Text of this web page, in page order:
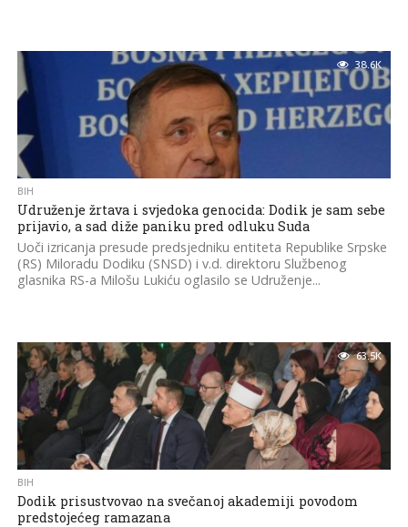
38.6K
BIH
Udruženje žrtava i svjedoka genocida: Dodik je sam sebe
prijavio, a sad diže paniku pred odluku Suda
Uoči izricanja presude predsjedniku entiteta Republike Srpske
(RS) Miloradu Dodiku (SNSD) i v.d. direktoru Službenog
glasnika RS-a Milošu Lukiću oglasilo se Udruženje...
63.5K
BIH
Dodik prisustvovao na svečanoj akademiji povodom
predstojećeg ramazana